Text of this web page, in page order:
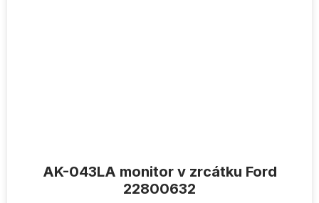
AK-043LA monitor v zrcátku Ford
22800632